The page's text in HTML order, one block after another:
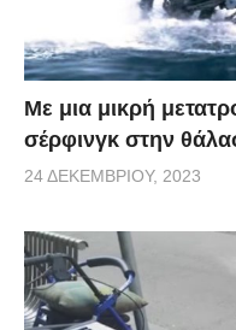
Με μια μικρή
σέρφινγκ στην
24 ΔΕΚΕΜΒΡΊΟΥ, 2023